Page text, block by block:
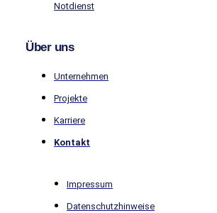
Notdienst
Über uns
Unternehmen
Projekte
Karriere
Kontakt
Impressum
Datenschutz­hinweise